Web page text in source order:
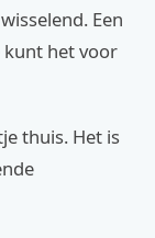
Een
kunt het voor
thuis. Het is